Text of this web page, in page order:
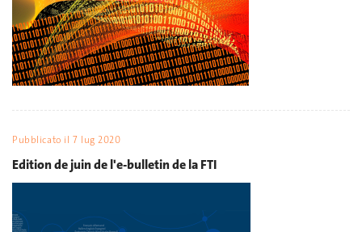
Pubblicato il 7 lug 2020
Edition de juin de l'e-bulletin de la FTI